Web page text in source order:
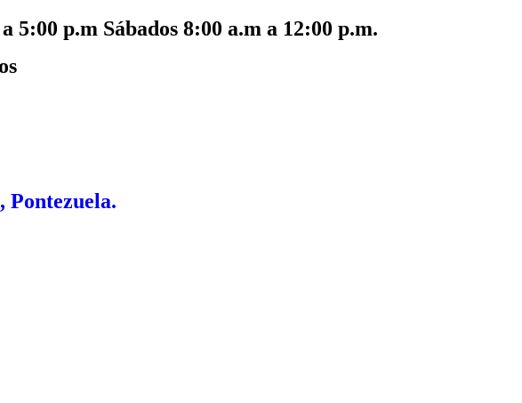
5:00 p.m Sábados 8:00 a.m a 12:00 p.m.